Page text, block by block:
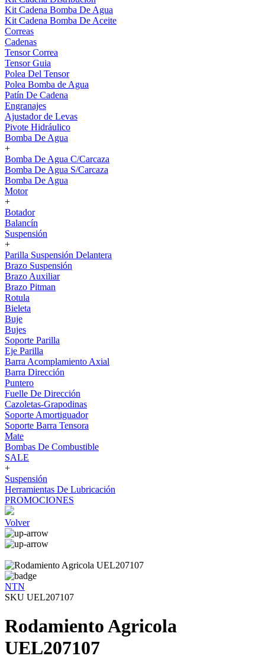
Kit Cadena Bomba De Agua
Kit Cadena Bomba De Aceite
Correas
Cadenas
Tensor Correa
Tensor Guia
Polea Del Tensor
Polea Bomba de Agua
Patín De Cadena
Engranajes
Ajustador de Levas
Pivote Hidráulico
Bomba De Agua
+
Bomba De Agua C/Carcaza
Bomba De Agua S/Carcaza
Bomba De Agua
Motor
+
Botador
Balancín
Suspensión
+
Parilla Suspensión Delantera
Brazo Suspensión
Brazo Auxiliar
Brazo Pitman
Rotula
Bieleta
Buje
Bujes
Soporte Parilla
Eje Parilla
Barra Acomplamiento Axial
Barra Dirección
Puntero
Fuelle De Dirección
Cazoletas-Grapodinas
Soporte Amortiguador
Soporte Barra Tensora
Mate
Bombas De Combustible
SALE
+
Suspensión
Herramientas De Lubricación
PROMOCIONES
Volver
NTN
SKU UEL207107
Rodamiento Agricola
UEL207107